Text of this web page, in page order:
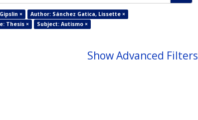
×
Author: Sánchez Gatica, Lissette ×
Thesis ×
Subject: Autismo ×
Show Advanced Filters